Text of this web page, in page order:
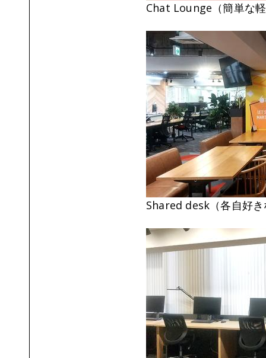
Chat Lounge（簡単な
Shared desk（各自好